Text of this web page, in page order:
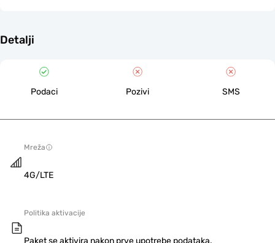
Detalji
Podaci Pozivi SMS
Mreža
4G/LTE
Politika aktivacije
Paket se aktivira nakon prve upotrebe podataka.